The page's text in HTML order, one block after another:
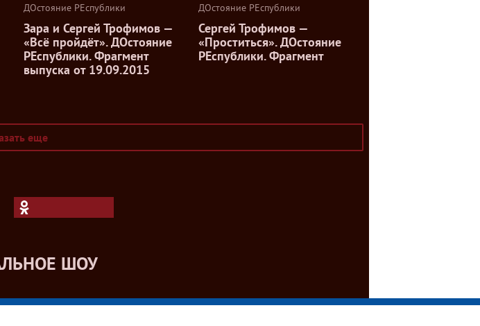
ДОстояние РЕспублики
Зара и Сергей Трофимов —
«Всё пройдёт». ДОстояние
РЕспублики. Фрагмент
выпуска от 19.09.2015
ДОстояние РЕспублики
Сергей Трофимов —
«Проститься». ДОстояние
РЕспублики. Фрагмент
еще
ШОУ